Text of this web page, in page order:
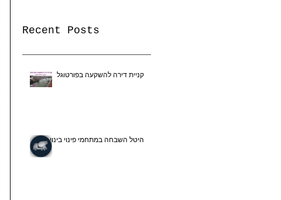
Recent Posts
קניית דירה להשקעה בפורטוגל
היטל השבחה במתחמי פינוי בינוי